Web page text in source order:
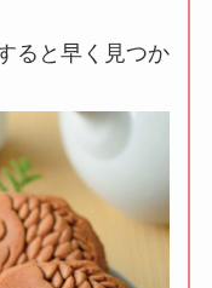
ると早く見つか